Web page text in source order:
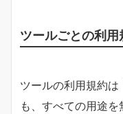
ツールごとの利
ツールの利用規約
も、すべての用途